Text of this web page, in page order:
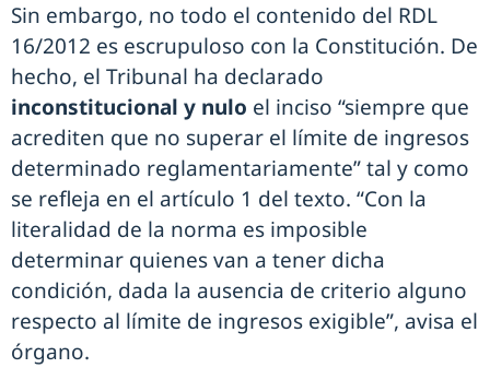
Sin embargo, no todo el contenido del RDL
16/2012 es escrupuloso con la Constitución. De
hecho, el Tribunal ha declarado
inconstitucional y nulo el inciso “siempre que
acrediten que no superar el límite de ingresos
determinado reglamentariamente” tal y como
se refleja en el artículo 1 del texto. “Con la
literalidad de la norma es imposible
determinar quienes van a tener dicha
condición, dada la ausencia de criterio alguno
respecto al límite de ingresos exigible”, avisa el
órgano.